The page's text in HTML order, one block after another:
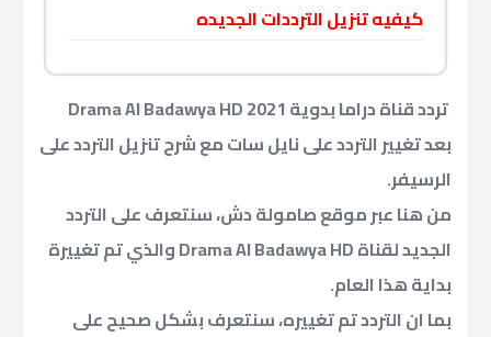
كيفيه تنزيل الترددات الجديده
تردد قناة دراما بدوية 2021 Drama Al Badawya HD
بعد تغيير التردد على نايل سات مع شرح تنزيل التردد على
الرسيفر.
من هنا عبر موقع صامولة دش، سنتعرف على التردد
الجديد لقناة Drama Al Badawya HD والذي تم تغييرة
بداية هذا العام.
بما ان التردد تم تغييره، سنتعرف بشكل صحيح على